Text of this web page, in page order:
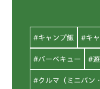
#キャンプ飯 #キ
#バーベキュー #
#クルマ（ミニバン